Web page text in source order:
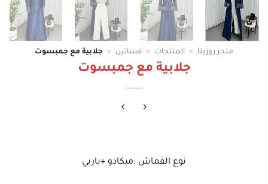
متجر روزيتا » المنتجات » فساتين » جلابية مع جمبسوت
جلابية مع جمبسوت
نوع القماش :ميكادو +باربي